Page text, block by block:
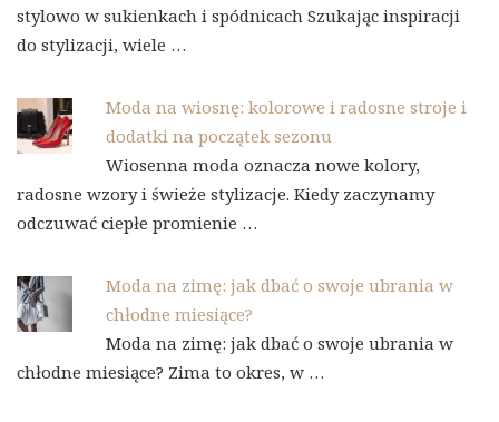
stylowo w sukienkach i spódnicach Szukając inspiracji
do stylizacji, wiele …
Moda na wiosnę: kolorowe i radosne stroje i
dodatki na początek sezonu
Wiosenna moda oznacza nowe kolory,
radosne wzory i świeże stylizacje. Kiedy zaczynamy
odczuwać ciepłe promienie …
Moda na zimę: jak dbać o swoje ubrania w
chłodne miesiące?
Moda na zimę: jak dbać o swoje ubrania w
chłodne miesiące? Zima to okres, w …